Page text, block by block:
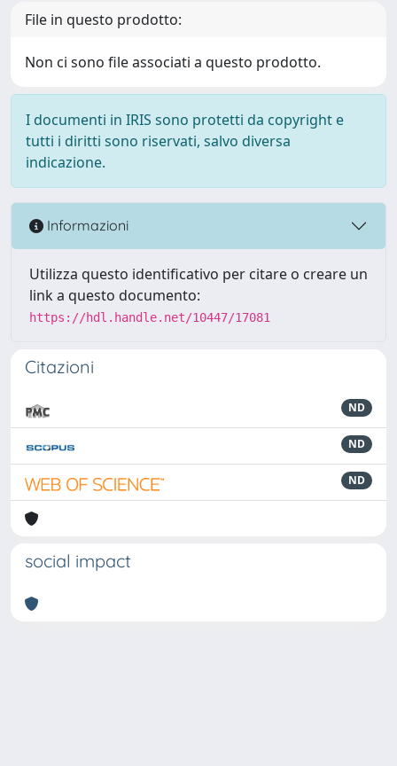
File in questo prodotto:
Non ci sono file associati a questo prodotto.
I documenti in IRIS sono protetti da copyright e
tutti i diritti sono riservati, salvo diversa
indicazione.
Informazioni
Utilizza questo identificativo per citare o creare un
link a questo documento:
https://hdl.handle.net/10447/17081
Citazioni
ND
ND
ND
social impact